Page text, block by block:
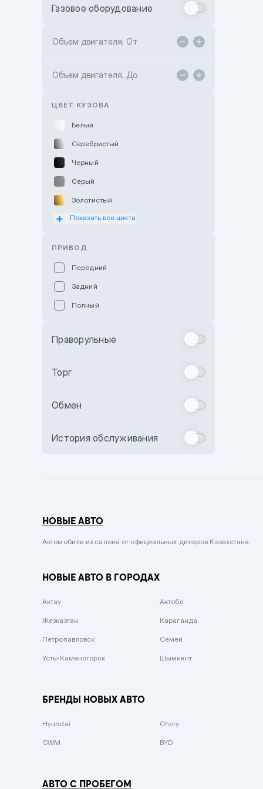
Toyota Kokshetau
Hyundai ShymCity
Газовое оборудование
Объем двигателя, От
Объем двигателя, До
ЦВЕТ КУЗОВА
Белый
Серебристый
Черный
Серый
Золотистый
Оранжевый
Бежевый
Комбинированный
Сиреневый металлик
Вишневый
Зеленый металлик
Показать все цвета
ПРИВОД
Передний
Задний
Полный
Праворульные
Торг
Обмен
История обслуживания
НОВЫЕ АВТО
Автомобили из салона от официальных дилеров Казахстана.
НОВЫЕ АВТО В ГОРОДАХ
Актау Актобе
Жезказган Караганда
Петропавловск Семей
Усть-Каменогорск Шымкент
БРЕНДЫ НОВЫХ АВТО
Hyundai Chery
GWM BYD
АВТО С ПРОБЕГОМ